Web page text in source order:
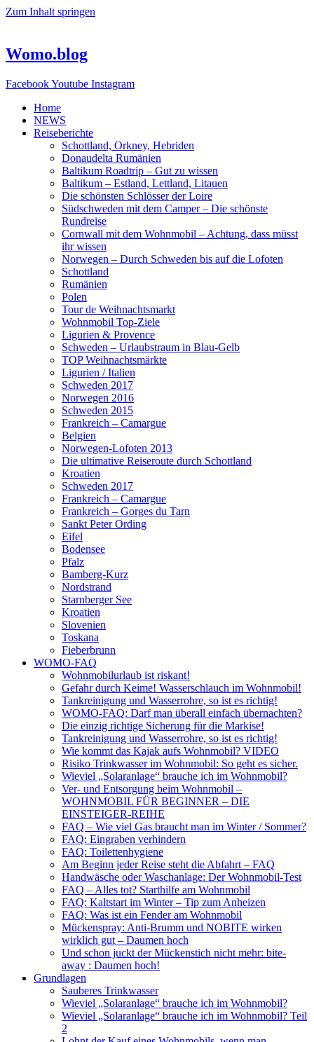
Zum Inhalt springen
Womo.blog
FacebookYoutube Instagram
Home
NEWS
Reiseberichte
Schottland, Orkney, Hebriden
Donaudelta Rumänien
Baltikum Roadtrip – Gut zu wissen
Baltikum – Estland, Lettland, Litauen
Die schönsten Schlösser der Loire
Südschweden mit dem Camper – Die schönste
Rundreise
Cornwall mit dem Wohnmobil – Achtung, dass müsst
ihr wissen
Norwegen – Durch Schweden bis auf die Lofoten
Schottland
Rumänien
Polen
Tour de Weihnachtsmarkt
Wohnmobil Top-Ziele
Ligurien & Provence
Schweden – Urlaubstraum in Blau-Gelb
TOP Weihnachtsmärkte
Ligurien / Italien
Schweden 2017
Norwegen 2016
Schweden 2015
Frankreich – Camargue
Belgien
Norwegen-Lofoten 2013
Die ultimative Reiseroute durch Schottland
Kroatien
Schweden 2017
Frankreich – Camargue
Frankreich – Gorges du Tarn
Sankt Peter Ording
Eifel
Bodensee
Pfalz
Bamberg-Kurz
Nordstrand
Starnberger See
Kroatien
Slovenien
Toskana
Fieberbrunn
WOMO-FAQ
Wohnmobilurlaub ist riskant!
Gefahr durch Keime! Wasserschlauch im Wohnmobil!
Tankreinigung und Wasserrohre, so ist es richtig!
WOMO-FAQ: Darf man überall einfach übernachten?
Die einzig richtige Sicherung für die Markise!
Tankreinigung und Wasserrohre, so ist es richtig!
Wie kommt das Kajak aufs Wohnmobil? VIDEO
Risiko Trinkwasser im Wohnmobil: So geht es sicher.
Wieviel „Solaranlage“ brauche ich im Wohnmobil?
Ver- und Entsorgung beim Wohnmobil –
WOHNMOBIL FÜR BEGINNER – DIE
EINSTEIGER-REIHE
FAQ – Wie viel Gas braucht man im Winter / Sommer?
FAQ: Eingraben verhindern
FAQ: Toilettenhygiene
Am Beginn jeder Reise steht die Abfahrt – FAQ
Handwäsche oder Waschanlage: Der Wohnmobil-Test
FAQ – Alles tot? Starthilfe am Wohnmobil
FAQ: Kaltstart im Winter – Tip zum Anheizen
FAQ: Was ist ein Fender am Wohnmobil
Mückenspray: Anti-Brumm und NOBITE wirken
wirklich gut – Daumen hoch
Und schon juckt der Mückenstich nicht mehr: bite-
away : Daumen hoch!
Grundlagen
Sauberes Trinkwasser
Wieviel „Solaranlage“ brauche ich im Wohnmobil?
Wieviel „Solaranlage“ brauche ich im Wohnmobil? Teil
2